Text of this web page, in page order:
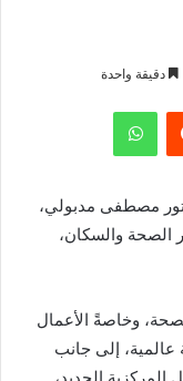
دقيقة واحدة
واتساب
مصطفى مدبولي،
الصحة والسكان،
وخاصةً الأعمال
عالمية، إلى جانب